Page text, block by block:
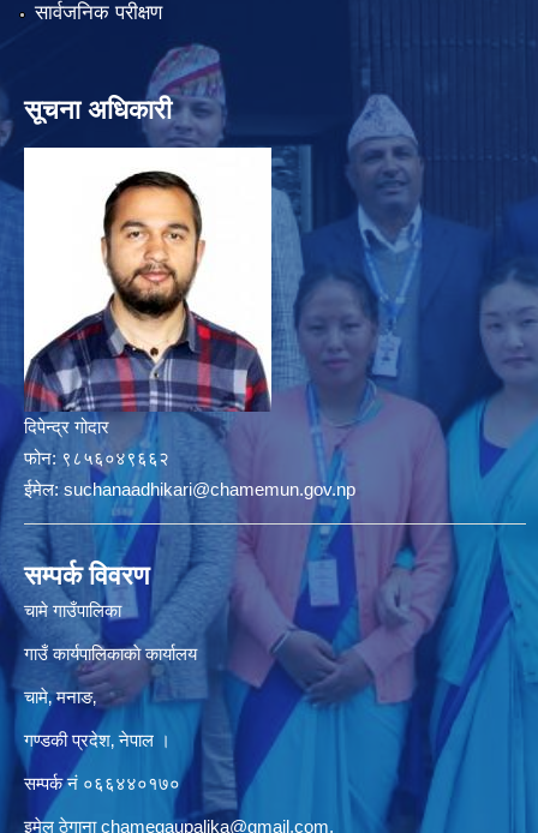
सार्वजनिक परीक्षण
सूचना अधिकारी
दिपेन्द्र गोदार
फोन: ९८५६०४९६६२
ईमेल: suchanaadhikari@chamemun.gov.np
सम्पर्क विवरण
चामे गाउँपालिका
गाउँ कार्यपालिकाकाे कार्यालय
चामे‚ मनाङ‚
गण्डकी प्रदेश‚ नेपाल ।
सम्पर्क न‌ं‍ ०६६४४०१७०
इमेल ठेगानाchamegaupalika@gmail.com,